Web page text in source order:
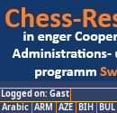
Logged on: Gast
Arabic ARM AZE BIH BUL